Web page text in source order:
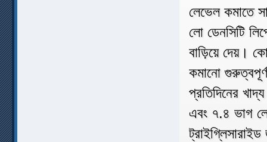
লেভেল কমাতে
লো ডেনসিটি
বাড়িয়ে দেয়।
কমানো
প্রতিদিনের
এবং ৭.৪ ভাগ